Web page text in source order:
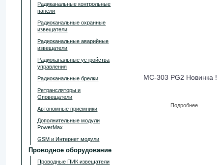
Радиканальные контрольные
панели
Радиоканальные охранные
извещатели
Радиоканальные аварийные
извещатели
Радиоканальные устройства
управления
Радиоканальные брелки
Ретрансляторы и
Оповещатели
Автономные приемники
Дополнительные модули
PowerMax
GSM и Интернет модули
Проводное оборудование
Проводные ПИК извещатели
MC-303 PG2 Новинка !
Подробнее